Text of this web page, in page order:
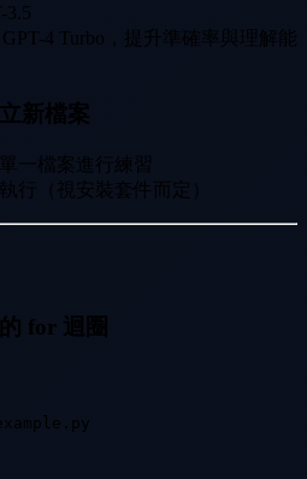
3.5
4 Turbo，提升準確率與理解能
新檔案
一檔案進行練習
行（視安裝套件而定）
for 迴圈